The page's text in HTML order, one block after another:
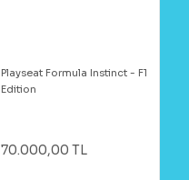
Playseat Formula Instinct - F1
Edition
70.000,00 TL